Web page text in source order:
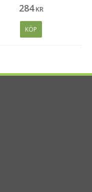
284 KR
KÖP